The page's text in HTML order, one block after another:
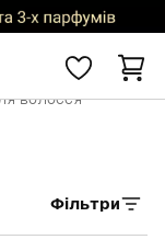
волосся
Фільтри